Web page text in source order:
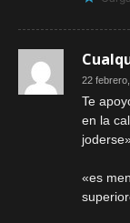
22
Te
en la
«es